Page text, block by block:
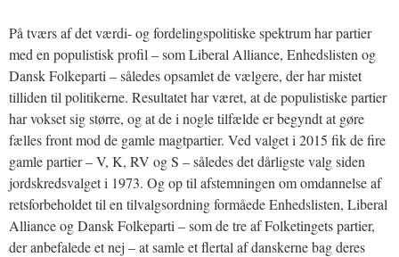
På tværs af det værdi- og fordelingspolitiske spektrum har partier
med en populistisk profil – som Liberal Alliance, Enhedslisten og
Dansk Folkeparti – således opsamlet de vælgere, der har mistet
tilliden til politikerne. Resultatet har været, at de populistiske partier
har vokset sig større, og at de i nogle tilfælde er begyndt at gøre
fælles front mod de gamle magtpartier. Ved valget i 2015 fik de fire
gamle partier – V, K, RV og S – således det dårligste valg siden
jordskredsvalget i 1973. Og op til afstemningen om omdannelse af
retsforbeholdet til en tilvalgsordning formåede Enhedslisten, Liberal
Alliance og Dansk Folkeparti – som de tre af Folketingets partier,
der anbefalede et nej – at samle et flertal af danskerne bag deres